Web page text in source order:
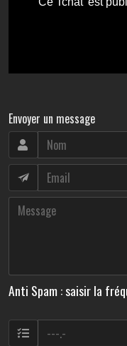
Envoyer un message
Anti Spam : saisir la